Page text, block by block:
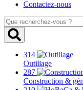
Contactez-nous
Que
recherchez-
vous
314
Outillage
287
Construction &